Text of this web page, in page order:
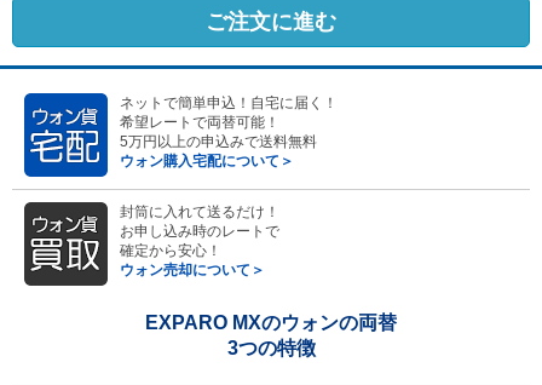
ご注文に進む
ネットで簡単申込！自宅に届く！
希望レートで両替可能！
5万円以上の申込みで送料無料
ウォン購入宅配について＞
封筒に入れて送るだけ！
お申し込み時のレートで
確定から安心！
ウォン売却について＞
EXPARO MXのウォンの両替
3つの特徴